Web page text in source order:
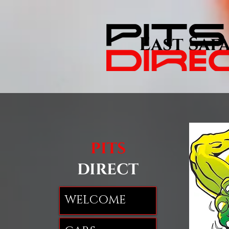
East
PITS
DIRECT
WELCOME